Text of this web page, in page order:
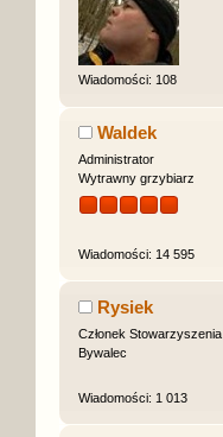
Wiadomości: 108
Waldek
Administrator
Wytrawny grzybiarz
Wiadomości: 14 595
Rysiek
Członek Stowarzyszenia
Bywalec
Wiadomości: 1 013